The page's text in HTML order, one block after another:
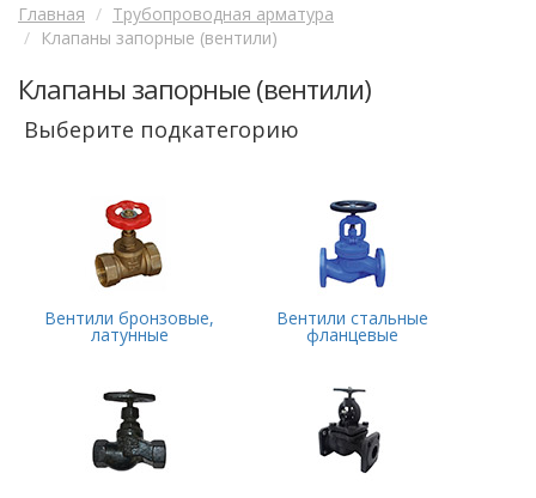
Главная
Трубопроводная арматура
Клапаны запорные (вентили)
Клапаны запорные (вентили)
Выберите подкатегорию
Вентили бронзовые,
латунные
Вентили стальные
фланцевые